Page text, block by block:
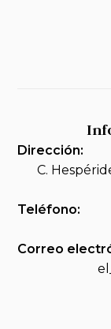
Dirección:
C.
Teléfono:
Correo